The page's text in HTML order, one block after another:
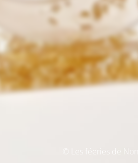
© Les féeries de